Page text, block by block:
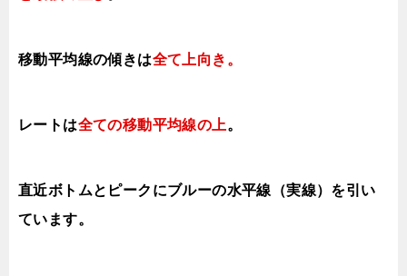
移動平均線の傾きは全て上向き。
レートは全ての移動平均線の上。
直近ボトムとピークにブルーの水平線（実線）を引い
ています。